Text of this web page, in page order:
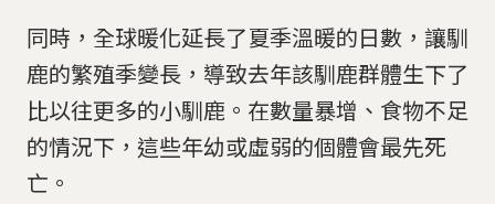
同時，全球暖化延長了夏季溫暖的日數，讓馴
鹿的繁殖季變長，導致去年該馴鹿群體生下了
比以往更多的小馴鹿。在數量暴增、食物不足
的情況下，這些年幼或虛弱的個體會最先死
亡。